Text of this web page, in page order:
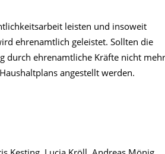
leisten und insoweit
ehrenamtlich geleistet. Sollten die
durch ehrenamtliche Kräfte nicht mehr
angestellt werden.